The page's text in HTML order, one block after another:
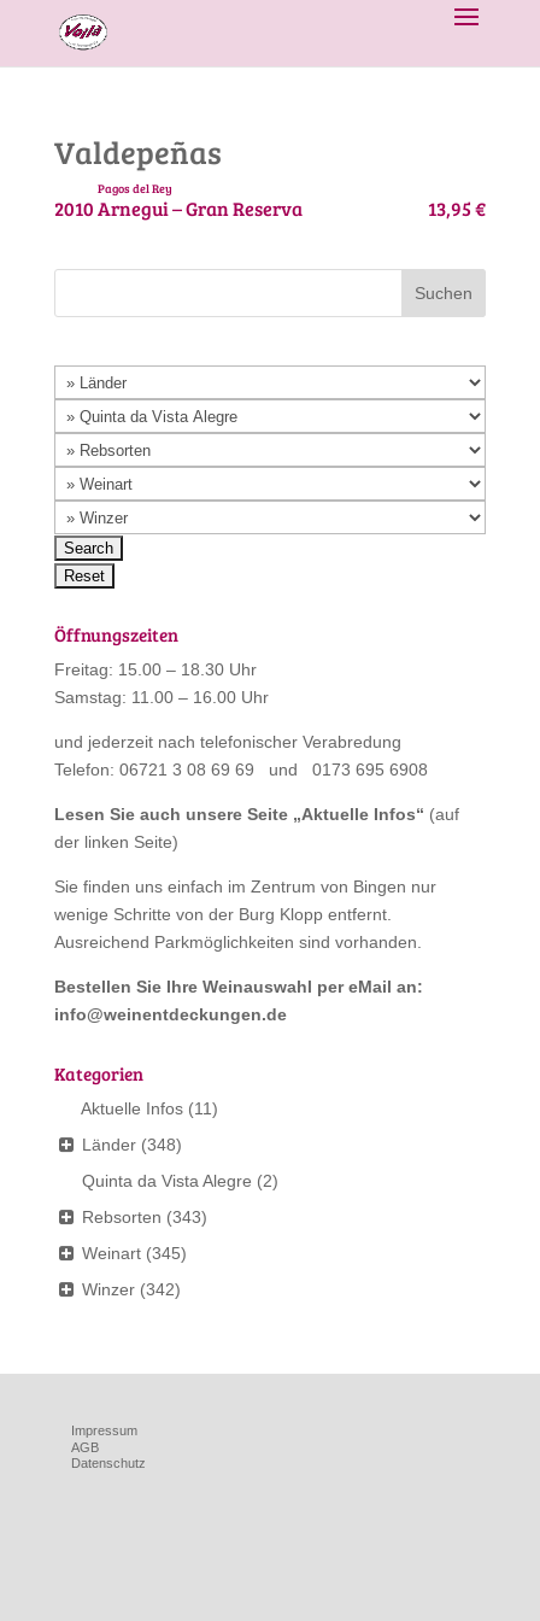
Valdepeñas
2010
Pagos del Rey
Arnegui – Gran Reserva 13,95 €
Öffnungszeiten
Freitag: 15.00 – 18.30 Uhr
Samstag: 11.00 – 16.00 Uhr
und jederzeit nach telefonischer Verabredung
Telefon: 06721 3 08 69 69 und 0173 695 6908
Lesen Sie auch unsere Seite „Aktuelle Infos“ (auf
der linken Seite)
Sie finden uns einfach im Zentrum von Bingen nur
wenige Schritte von der Burg Klopp entfernt.
Ausreichend Parkmöglichkeiten sind vorhanden.
Bestellen Sie Ihre Weinauswahl per eMail an:
info@weinentdeckungen.de
Kategorien
Aktuelle Infos (11)
Länder (348)
Quinta da Vista Alegre (2)
Rebsorten (343)
Weinart (345)
Winzer (342)
Impressum
AGB
Datenschutz